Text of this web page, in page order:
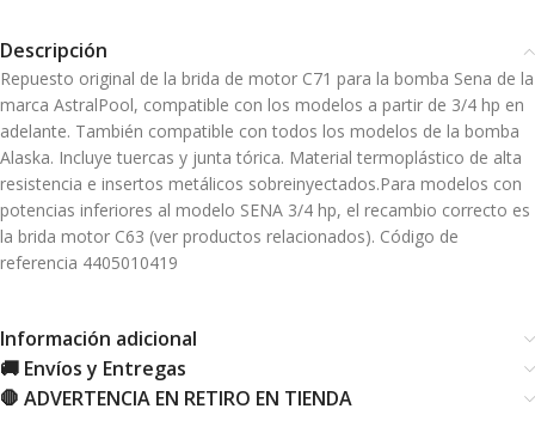
Descripción
Repuesto original de la brida de motor C71 para la bomba Sena de la
marca AstralPool, compatible con los modelos a partir de 3/4 hp en
adelante. También compatible con todos los modelos de la bomba
Alaska. Incluye tuercas y junta tórica. Material termoplástico de alta
resistencia e insertos metálicos sobreinyectados.Para modelos con
potencias inferiores al modelo SENA 3/4 hp, el recambio correcto es
la brida motor C63 (ver productos relacionados). Código de
referencia 4405010419
Información adicional
🚚 Envíos y Entregas
🛑 ADVERTENCIA EN RETIRO EN TIENDA